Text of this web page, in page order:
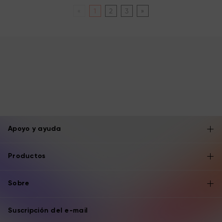
2 3 »
Apoyo y ayuda
Productos
Sobre
Suscripción del e-mail